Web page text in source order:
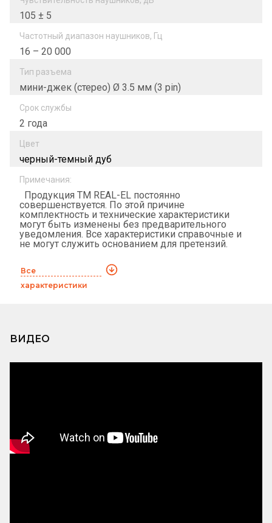
105 ± 5
Частотный диапазон наушников, Гц
16 – 20 000
Тип разъема
мини-джек (стерео) Ø 3.5 мм (3 pin)
Срок службы
2 года
Цвет
черный-темный дуб
Примечания:
Продукция ТМ REAL-EL постоянно
совершенствуется. По этой причине
комплектность и технические характеристики
могут быть изменены без предварительного
уведомления. Все характеристики справочные и
не могут служить основанием для претензий.
Все
характеристики
ВИДЕО